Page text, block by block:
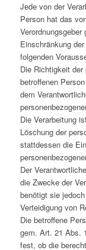
Jede von der
Person hat das
Einschränkung
folgenden
Die Richtigkeit der
betroffenen
dem
Die Verarbeitung
Löschung der
stattdessen die
Der
die Zwecke der
benötigt sie
Verteidigung von
Die betroffene
gem. Art. 21 Abs.
fest, ob die